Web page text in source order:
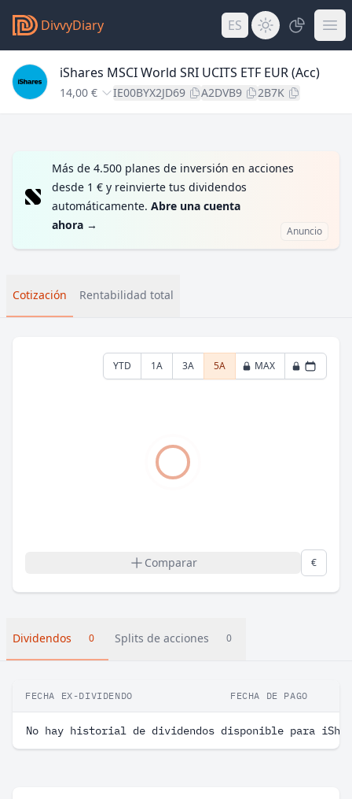
DivvyDiary ES
iShares MSCI World SRI UCITS ETF EUR (Acc)
14,00 € IE00BYX2JD69 A2DVB9 2B7K
Más de 4.500 planes de inversión en acciones
desde 1 € y reinvierte tus dividendos
automáticamente. Abre una cuenta
ahora → Anuncio
Cotización Rentabilidad total
YTD 1A 3A 5A MAX
Comparar €
Dividendos 0 Splits de acciones 0
FECHA EX-DIVIDENDO FECHA DE PAGO
No hay historial de dividendos disponible para